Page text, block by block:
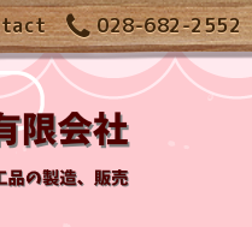
028-682-2552